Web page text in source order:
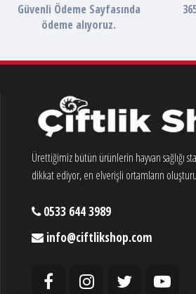
Güvenli Ödeme Sayfasında
ödeme alıyoruz.
Ürettiğimiz bütün ürünlerin hayvan sağlığı
dikkat ediyor, en elverişli ortamların
0533 644 3989
info@ciftlikshop.com